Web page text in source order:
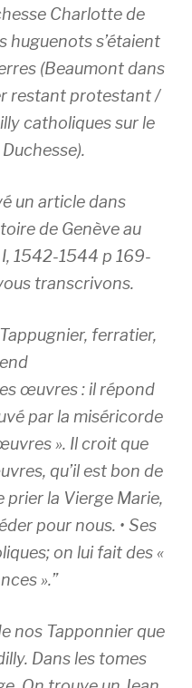
Charlotte de
huguenots s’étaient
(Beaumont dans
restant protestant /
catholiques sur le
un article dans
de Genève au
1542-1544 p 169-
transcrivons.
ferratier,
œuvres : il répond
par la miséricorde
». Il croit que
qu’il est bon de
prier la Vierge Marie,
pour nous. • Ses
on lui fait des «
».”
nos Tapponnier que
Dans les tomes